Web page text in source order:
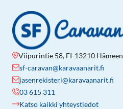
Viipurintie 58, FI-13210
sf-caravan@karavaanarit.fi
jasenrekisteri@karavaanarit.fi
03 615 311
Katso kaikki yhteystiedot